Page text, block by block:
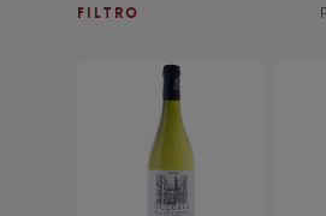
Filtro